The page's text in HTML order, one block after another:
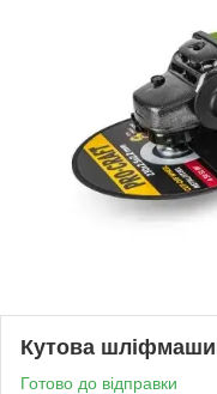
Кутова
Готово до відправки